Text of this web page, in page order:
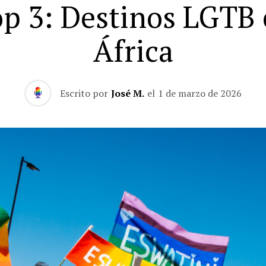
3: Destinos LGTB
África
Escrito por José M. el 1 de marzo de 2026